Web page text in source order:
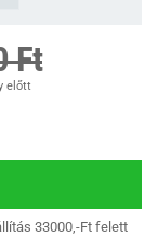
Ft
előtt
33000,-Ft felett